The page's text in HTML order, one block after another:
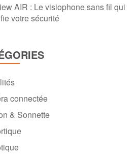
AIR : Le visiophone sans fil qui
votre sécurité
connectée
& Sonnette